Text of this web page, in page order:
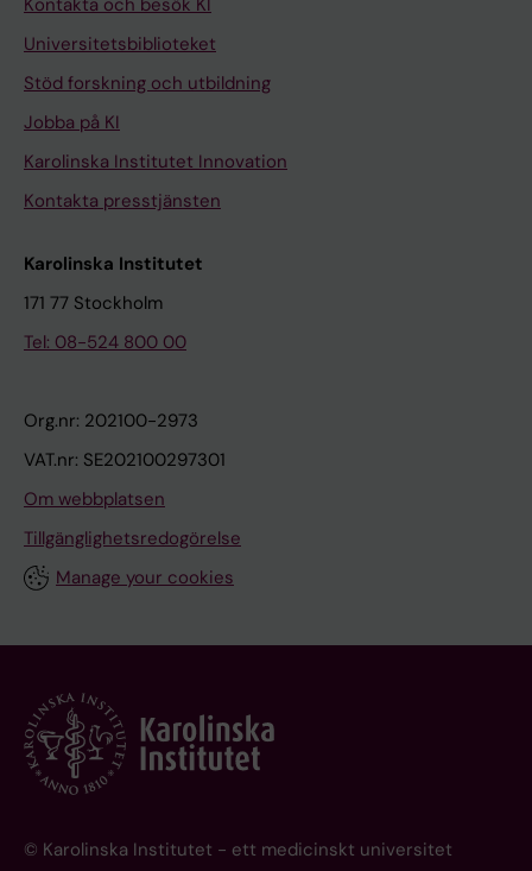
Kontakta och besök KI
Universitetsbiblioteket
Stöd forskning och utbildning
Jobba på KI
Karolinska Institutet Innovation
Kontakta presstjänsten
Karolinska Institutet
171 77 Stockholm
Tel: 08-524 800 00
Org.nr: 202100-2973
VAT.nr: SE202100297301
Om webbplatsen
Tillgänglighetsredogörelse
Manage your cookies
© Karolinska Institutet - ett medicinskt universitet